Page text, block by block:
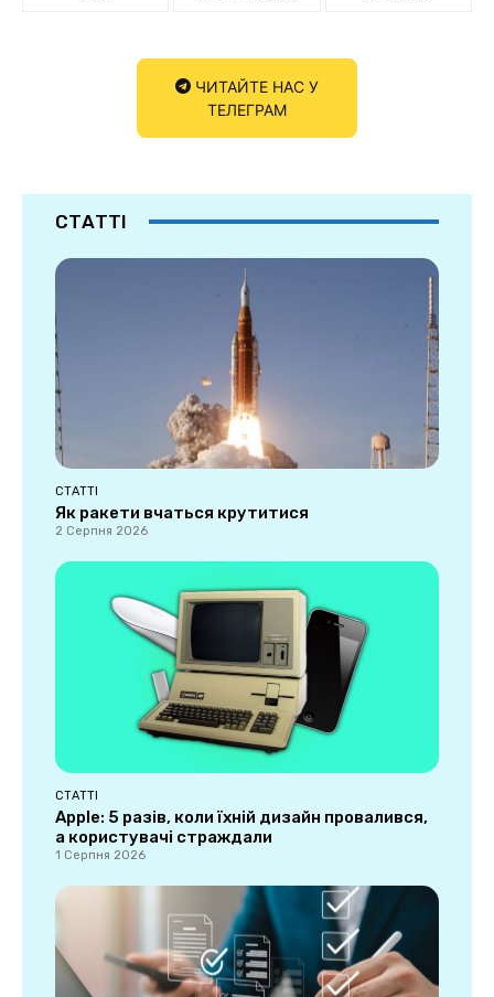
ЧИТАЙТЕ НАС У
ТЕЛЕГРАМ
СТАТТІ
СТАТТІ
Як ракети вчаться крутитися
2 Серпня 2026
СТАТТІ
Apple: 5 разів, коли їхній дизайн провалився,
а користувачі страждали
1 Серпня 2026